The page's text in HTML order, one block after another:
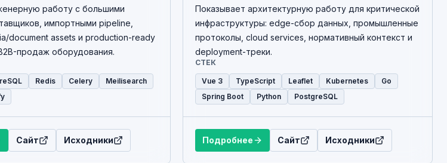
работу с большими
импортными pipeline,
document assets и production-ready
продаж оборудования.
Redis Celery
Meilisearch
Сайт Исходники
Показывает архитектурную работу для критической
инфраструктуры: edge-сбор данных, промышленные
протоколы, cloud services, нормативный контекст и
deployment-треки.
СТЕК
Vue 3 TypeScript Leaflet Kubernetes
Go
Spring Boot
Python PostgreSQL
Подробнее Сайт Исходники